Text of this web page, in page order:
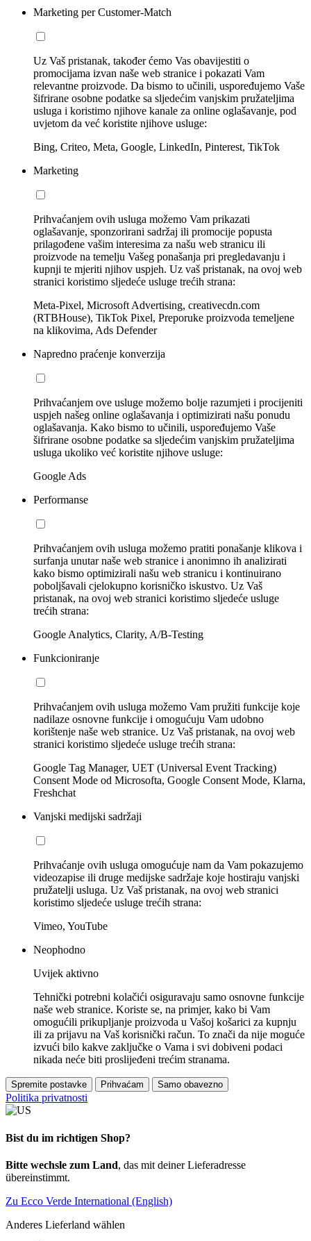
Marketing per Customer-Match
Uz Vaš pristanak, također ćemo Vas obavijestiti o
promocijama izvan naše web stranice i pokazati Vam
relevantne proizvode. Da bismo to učinili, uspoređujemo Vaše
šifrirane osobne podatke sa sljedećim vanjskim pružateljima
usluga i koristimo njihove kanale za online oglašavanje, pod
uvjetom da već koristite njihove usluge:
Bing, Criteo, Meta, Google, LinkedIn, Pinterest, TikTok
Marketing
Prihvaćanjem ovih usluga možemo Vam prikazati
oglašavanje, sponzorirani sadržaj ili promocije popusta
prilagođene vašim interesima za našu web stranicu ili
proizvode na temelju Vašeg ponašanja pri pregledavanju i
kupnji te mjeriti njihov uspjeh. Uz vaš pristanak, na ovoj web
stranici koristimo sljedeće usluge trećih strana:
Meta-Pixel, Microsoft Advertising, creativecdn.com
(RTBHouse), TikTok Pixel, Preporuke proizvoda temeljene
na klikovima, Ads Defender
Napredno praćenje konverzija
Prihvaćanjem ove usluge možemo bolje razumjeti i procijeniti
uspjeh našeg online oglašavanja i optimizirati našu ponudu
oglašavanja. Kako bismo to učinili, uspoređujemo Vaše
šifrirane osobne podatke sa sljedećim vanjskim pružateljima
usluga ukoliko već koristite njihove usluge:
Google Ads
Performanse
Prihvaćanjem ovih usluga možemo pratiti ponašanje klikova i
surfanja unutar naše web stranice i anonimno ih analizirati
kako bismo optimizirali našu web stranicu i kontinuirano
poboljšavali cjelokupno korisničko iskustvo. Uz Vaš
pristanak, na ovoj web stranici koristimo sljedeće usluge
trećih strana:
Google Analytics, Clarity, A/B-Testing
Funkcioniranje
Prihvaćanjem ovih usluga možemo Vam pružiti funkcije koje
nadilaze osnovne funkcije i omogućuju Vam udobno
korištenje naše web stranice. Uz Vaš pristanak, na ovoj web
stranici koristimo sljedeće usluge trećih strana:
Google Tag Manager, UET (Universal Event Tracking)
Consent Mode od Microsofta, Google Consent Mode, Klarna,
Freshchat
Vanjski medijski sadržaji
Prihvaćanje ovih usluga omogućuje nam da Vam pokazujemo
videozapise ili druge medijske sadržaje koje hostiraju vanjski
pružatelji usluga. Uz Vaš pristanak, na ovoj web stranici
koristimo sljedeće usluge trećih strana:
Vimeo, YouTube
Neophodno
Uvijek aktivno
Tehnički potrebni kolačići osiguravaju samo osnovne funkcije
naše web stranice. Koriste se, na primjer, kako bi Vam
omogućili prikupljanje proizvoda u Vašoj košarici za kupnju
ili za prijavu na Vaš korisnički račun. To znači da nije moguće
izvući bilo kakve zaključke o Vama i svi dobiveni podaci
nikada neće biti proslijeđeni trećim stranama.
Spremite postavke Prihvaćam Samo obavezno
Politika privatnosti
Bist du im richtigen Shop?
Bitte wechsle zum Land, das mit deiner Lieferadresse
übereinstimmt.
Zu Ecco Verde International (English)
Anderes Lieferland wählen